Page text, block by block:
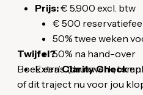
Prijs:€ 5.900 excl. btw
€ 500
50% twee weken
50% na hand-over
Extra’s (drukwerk,
Twijfel?
Boek eenClarity Checken
of dit traject nu voor jou